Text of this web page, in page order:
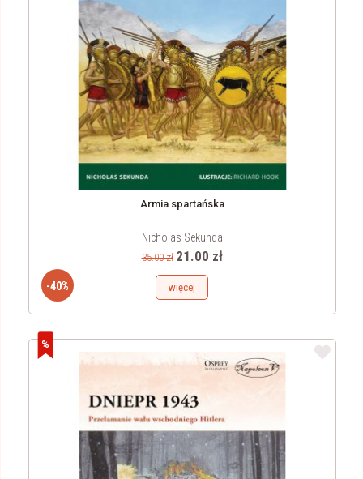
-40%
Armia spartańska
Nicholas Sekunda
35.00 zł 21.00 zł
więcej